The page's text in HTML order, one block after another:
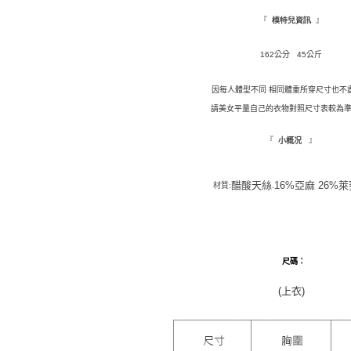
『 模特兒資訊 』
162公分 45公斤
因每人體型不同 相同體重所穿尺寸也不
請美女平量自己的衣物對照尺寸表較為
『 小概况 』
材質:醋酸天絲 16%亞麻 26%萊
尺碼 ：
(上衣)